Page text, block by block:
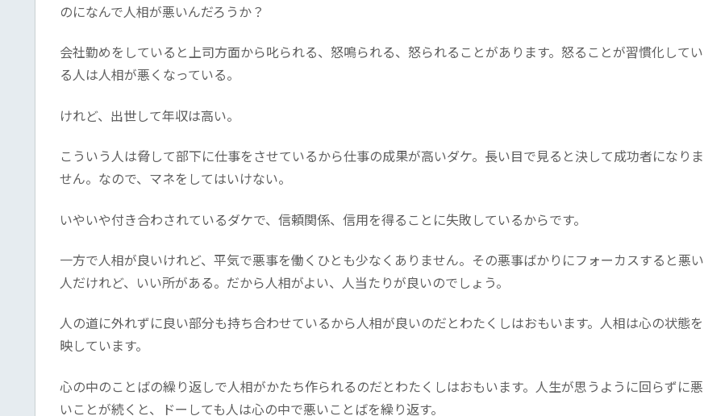
のになんで人相が悪いんだろうか？
会社勤めをしていると上司方面から叱られる、怒鳴られる、怒られることがあります。怒ることが習慣化してい
る人は人相が悪くなっている。
けれど、出世して年収は高い。
こういう人は脅して部下に仕事をさせているから仕事の成果が高いダケ。長い目で見ると決して成功者になりま
せん。なので、マネをしてはいけない。
いやいや付き合わされているダケで、信頼関係、信用を得ることに失敗しているからです。
一方で人相が良いけれど、平気で悪事を働くひとも少なくありません。その悪事ばかりにフォーカスすると悪い
人だけれど、いい所がある。だから人相がよい、人当たりが良いのでしょう。
人の道に外れずに良い部分も持ち合わせているから人相が良いのだとわたくしはおもいます。人相は心の状態を
映しています。
心の中のことばの繰り返しで人相がかたち作られるのだとわたくしはおもいます。人生が思うように回らずに悪
いことが続くと、ドーしても人は心の中で悪いことばを繰り返す。